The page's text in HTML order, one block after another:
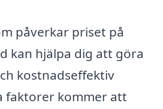
påverkar priset på
kan hjälpa dig att göra
kostnadseffektiv
faktorer kommer att